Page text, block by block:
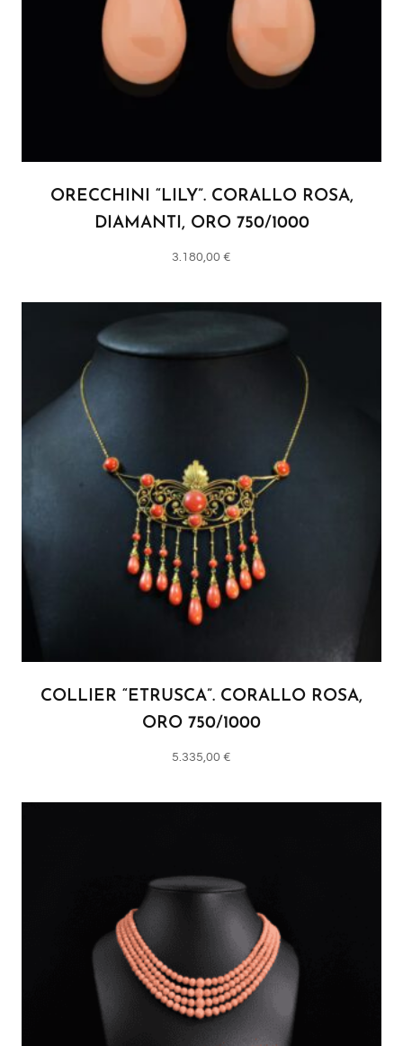
ORECCHINI “LILY”. CORALLO ROSA,
DIAMANTI, ORO 750/1000
3.180,00 €
COLLIER “ETRUSCA”. CORALLO ROSA,
ORO 750/1000
5.335,00 €